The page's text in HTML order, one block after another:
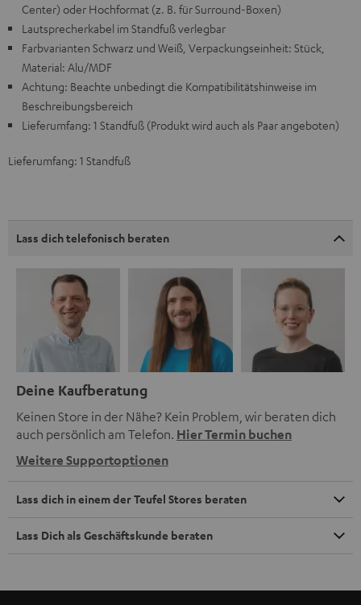
Center) oder Hochformat (z. B. für Surround-Boxen)
Lautsprecherkabel im Standfuß verlegbar
Farbvarianten Schwarz und Weiß, Verpackungseinheit: Stück,
Material: Alu/MDF
Achtung: Beachte unbedingt die Kompatibilitätshinweise im
Beschreibungsbereich
Lieferumfang: 1 Standfuß (Produkt wird auch als Paar angeboten)
Lieferumfang: 1 Standfuß
Lass dich telefonisch beraten
Deine Kaufberatung
Keinen Store in der Nähe? Kein Problem, wir beraten dich
auch persönlich am Telefon. Hier Termin buchen
Weitere Supportoptionen
Lass dich in einem der Teufel Stores beraten
Lass Dich als Geschäftskunde beraten